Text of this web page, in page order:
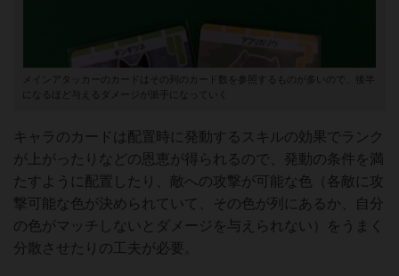
メインアタッカーのカードはその列のカード数を参照するものが多いので、後半
になるほど与えるダメージが派手になっていく
キャラのカードは配置時に発動するスキルの効果でランク
が上がったりなどの恩恵が得られるので、発動の条件を満
たすように配置したり、敵への攻撃が可能な色（各敵に攻
撃可能な色が決められていて、その色が列にあるか、自分
の色がマッチしないとダメージを与えられない）をうまく
分散させたりの工夫が必要。